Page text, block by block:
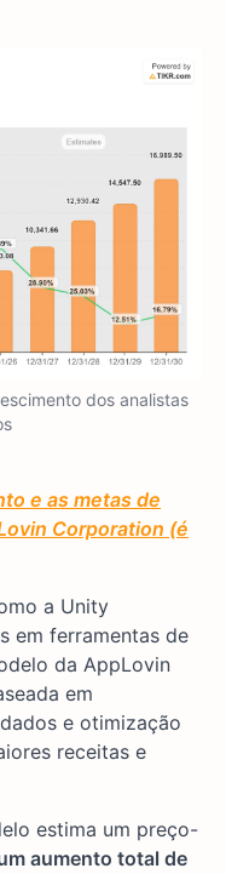
dos analistas
e as metas de
Corporation (é
a Unity
em ferramentas de
da AppLovin
em
e otimização
receitas e
estima um preço-
aumento total de